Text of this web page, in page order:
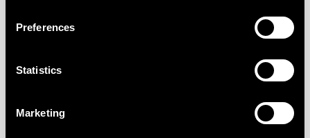
Preferences
Statistics
Marketing
Heeft dit artikel je geholpen?